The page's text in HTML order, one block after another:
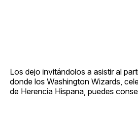
Los dejo invitándolos a asistir al
donde los Washington Wizards,
de Herencia Hispana, puedes